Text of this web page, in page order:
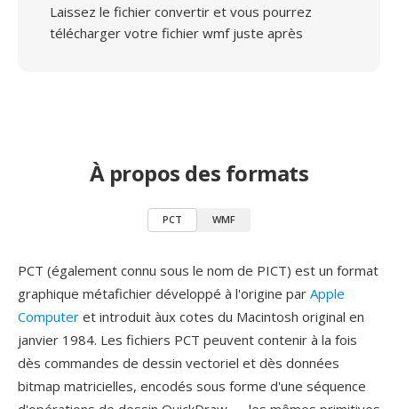
Laissez le fichier convertir et vous pourrez
télécharger votre fichier wmf juste après
À propos des formats
PCT WMF
PCT (également connu sous le nom de PICT) est un format
graphique métafichier développé à l'origine par Apple
Computer et introduit àux cotes du Macintosh original en
janvier 1984. Les fichiers PCT peuvent contenir à la fois
dès commandes de dessin vectoriel et dès données
bitmap matricielles, encodés sous forme d'une séquence